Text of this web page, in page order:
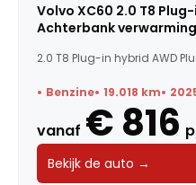
Volvo XC60 2.0 T8
Achterbank verwarming
2.0 T8 Plug-in hybrid AWD
Benzine 19.018 km
vanaf € 816
Bekijk de auto →